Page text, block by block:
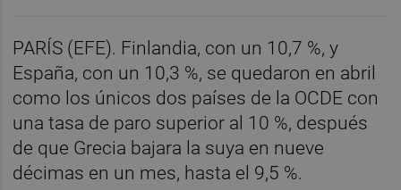
PARÍS (EFE). Finlandia, con un 10,7 %, y
España, con un 10,3 %, se quedaron en abril
como los únicos dos países de la OCDE con
una tasa de paro superior al 10 %, después
de que Grecia bajara la suya en nueve
décimas en un mes, hasta el 9,5 %.